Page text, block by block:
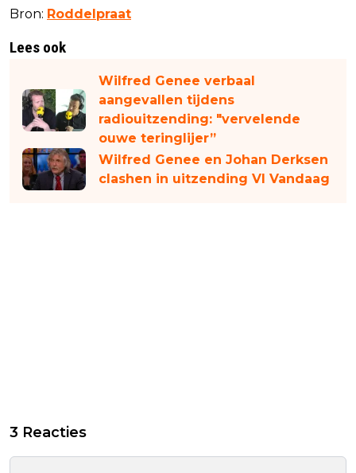
Bron: Roddelpraat
Lees ook
Wilfred Genee verbaal
aangevallen tijdens
radiouitzending: "vervelende
ouwe teringlijer”
Wilfred Genee en Johan Derksen
clashen in uitzending VI Vandaag
3 Reacties